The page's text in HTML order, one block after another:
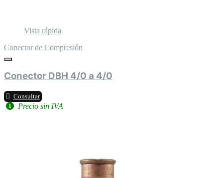
Vista rápida
Conector de Compresión
Conector DBH 4/0 a 4/0
Consultar
Precio sin IVA